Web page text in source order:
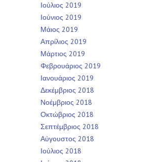
Ιούλιος 2019
Ιούνιος 2019
Μάιος 2019
Απρίλιος 2019
Μάρτιος 2019
Φεβρουάριος 2019
Ιανουάριος 2019
Δεκέμβριος 2018
Νοέμβριος 2018
Οκτώβριος 2018
Σεπτέμβριος 2018
Αύγουστος 2018
Ιούλιος 2018